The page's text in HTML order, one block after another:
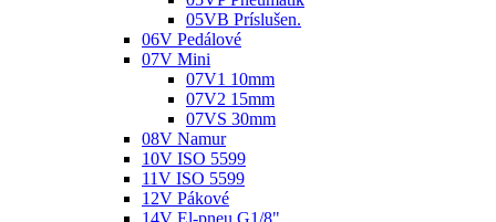
05VB Príslušen.
06V Pedálové
07V Mini
07V1 10mm
07V2 15mm
07VS 30mm
08V Namur
10V ISO 5599
11V ISO 5599
12V Pákové
14V El-pneu G1/8"